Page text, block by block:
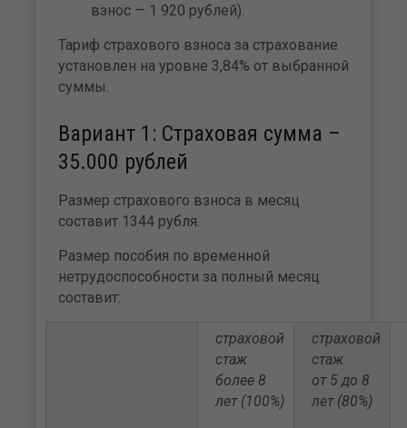
взнос — 1 920 рублей).
Тариф страхового взноса за страхование
установлен на уровне 3,84% от выбранной
суммы.
Вариант 1: Страховая сумма –
35.000 рублей
Размер страхового взноса в месяц
составит 1344 рубля.
Размер пособия по временной
нетрудоспособности за полный месяц
составит:
страховой
стаж
более 8
лет (100%)
страховой
стаж
от 5 до 8
лет (80%)